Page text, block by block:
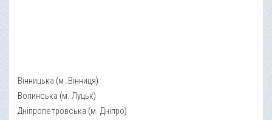
Вінницька (м .Вінниця)
Волинська (м. Луцьк)
Дніпропетровська (м. Дніпро)